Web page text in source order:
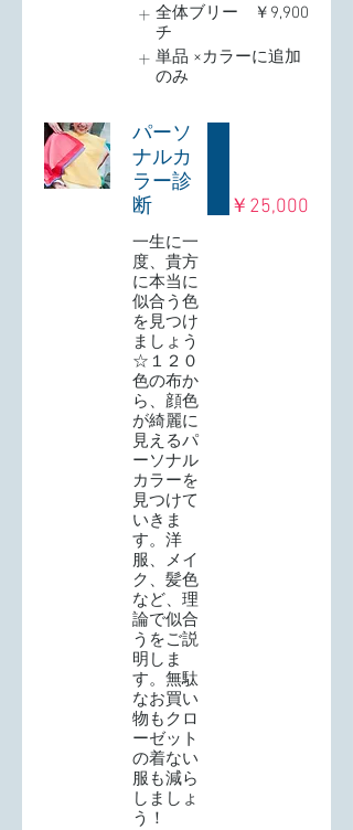
全体ブリー
チ
￥9,900
単品 ×カラーに追加
のみ
パーソ
ナルカ
ラー診
断
一生に一
度、貴方
に本当に
似合う色
を見つけ
ましょう
☆１２０
色の布か
ら、顔色
が綺麗に
見えるパ
ーソナル
カラーを
見つけて
いきま
す。洋
服、メイ
ク、髪色
など、理
論で似合
うをご説
明しま
す。無駄
なお買い
物もクロ
ーゼット
の着ない
服も減ら
しましょ
う！
￥25,000